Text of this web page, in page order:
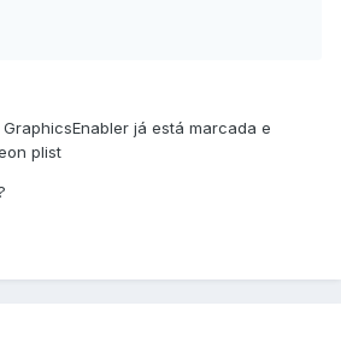
já está marcada e
plist